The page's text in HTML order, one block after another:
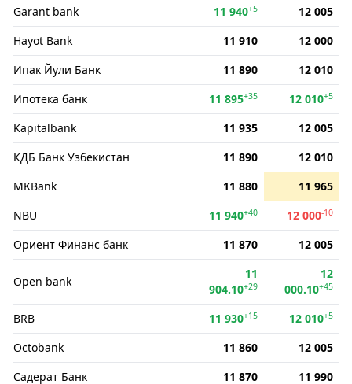
Garant bank
11 940+5
12 005
Hayot Bank
11 910
12 000
Ипак Йули Банк
11 890
12 010
Ипотека банк
11 895+35 12 010+5
Kapitalbank 11 935
12 005
КДБ Банк Узбекистан
11 890
12 010
MKBank
11 880
11 965
NBU
11 940+40 12 000-10
Ориент Финанс банк 11 870 12 005
Open bank
11
904.10+29
12
000.10+45
BRB 11 930+15 12 010+5
Octobank 11 860
12 005
Садерат Банк
11 870
11 990